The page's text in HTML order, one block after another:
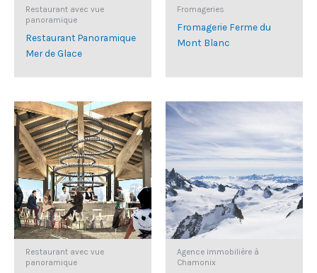
Restaurant avec vue
panoramique
Restaurant Panoramique
Mer de Glace
Fromageries
Fromagerie Ferme du
Mont Blanc
Restaurant avec vue
panoramique
Agence immobilière à
Chamonix